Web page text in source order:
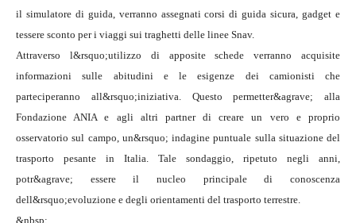
il simulatore di guida, verranno assegnati corsi di guida sicura, gadget e
tessere sconto per i viaggi sui traghetti delle linee Snav.
Attraverso l&rsquo;utilizzo di apposite schede verranno acquisite
informazioni sulle abitudini e le esigenze dei camionisti che
parteciperanno all&rsquo;iniziativa.
Questo permetter&agrave; alla
Fondazione ANIA e agli altri partner di creare un vero e proprio
osservatorio sul campo, un&rsquo; indagine puntuale sulla situazione del
trasporto pesante in Italia. Tale sondaggio, ripetuto negli anni,
potr&agrave; essere il nucleo principale di conoscenza
dell&rsquo;evoluzione e degli orientamenti del trasporto terrestre.
&nbsp;